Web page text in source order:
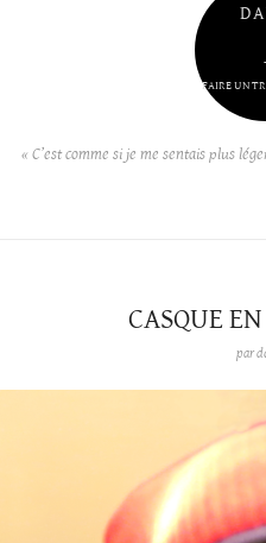
FAIRE UN
« C’est comme si je me sentais plus
CASQUE
par